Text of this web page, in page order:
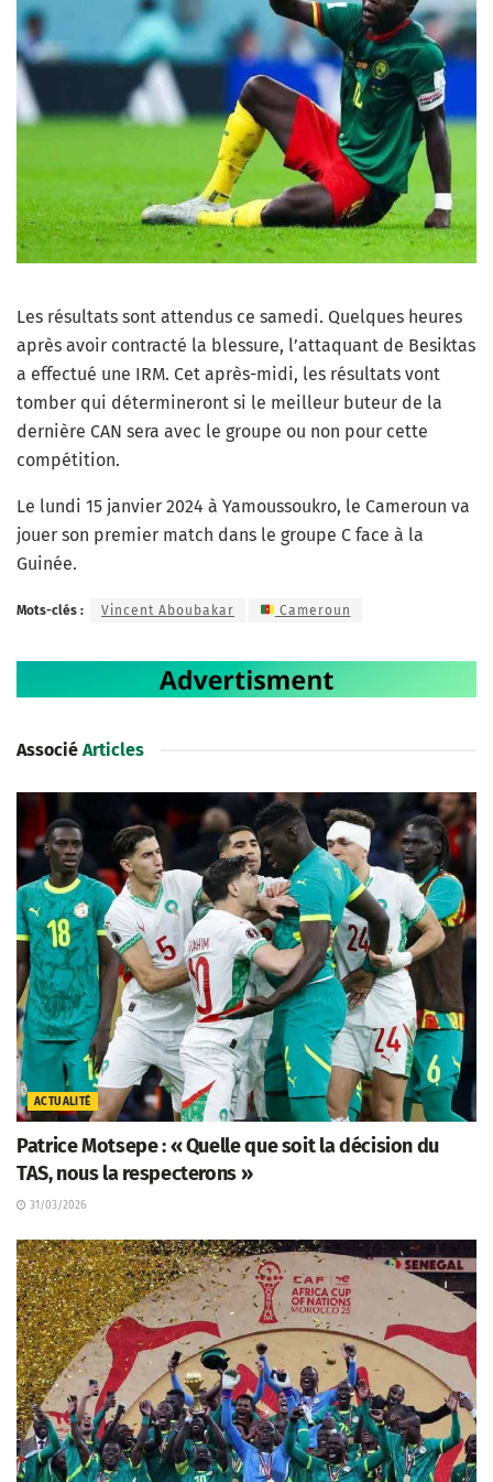
Les résultats sont attendus ce samedi. Quelques heures
après avoir contracté la blessure, l’attaquant de Besiktas
a effectué une IRM. Cet après-midi, les résultats vont
tomber qui détermineront si le meilleur buteur de la
dernière CAN sera avec le groupe ou non pour cette
compétition.
Le lundi 15 janvier 2024 à Yamoussoukro, le Cameroun va
jouer son premier match dans le groupe C face à la
Guinée.
Mots-clés : Vincent Aboubakar Cameroun
Associé Articles
ACTUALITÉ
Patrice Motsepe : « Quelle que soit la décision du
TAS, nous la respecterons »
31/03/2026